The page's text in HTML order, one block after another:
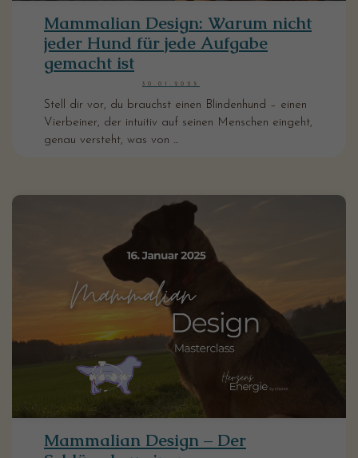
Mammalian Design: Warum nicht
jeder Hund für jede Aufgabe
gemacht ist
30.01.2025
Stell dir vor, du brauchst einen Blindenhund – einen
Vierbeiner, der intuitiv auf seinen Menschen eingeht,
genau versteht, was von ...
Mammalian Design – Der